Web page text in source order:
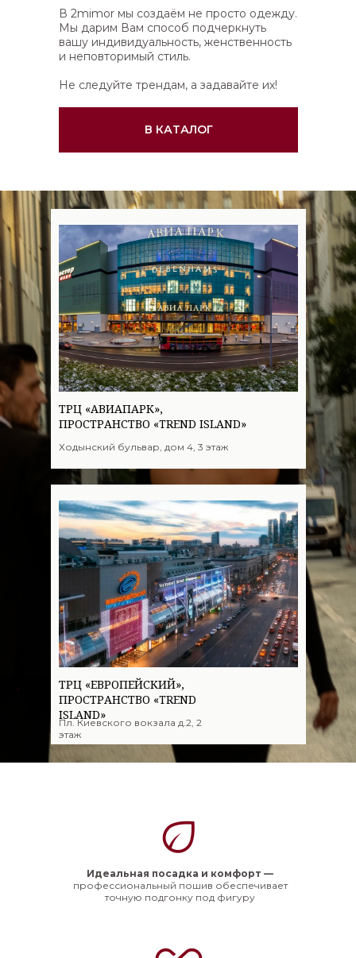
Ходынский бульвар, дом 4, 3 этаж
ТРЦ «АВИАПАРК»,
ПРОСТРАНСТВО «TREND ISLAND»
ТРЦ «ЕВРОПЕЙСКИЙ»,
ПРОСТРАНСТВО «TREND
ISLAND»
Пл. Киевского вокзала д.2, 2
этаж
В КАТАЛОГ
В 2mimor мы создаём не просто одежду.
Мы дарим Вам способ подчеркнуть
вашу индивидуальность, женственность
и неповторимый стиль.
Не следуйте трендам, а задавайте их!
Идеальная посадка и комфорт —
профессиональный пошив обеспечивает
точную подгонку под фигуру